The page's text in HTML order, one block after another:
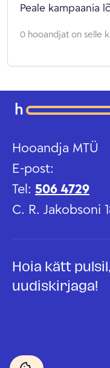
Peale kampaania
0 hooandjat on selle
Hooandja MTÜ
E-post:
Tel: 506 4729
C. R. Jakobsoni
Hoia kätt
uudiskirjaga!